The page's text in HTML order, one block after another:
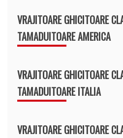
VRAJITOARE GHICITOARE
TAMADUITOARE AMERICA
VRAJITOARE GHICITOARE
TAMADUITOARE ITALIA
VRAJITOARE GHICITOARE